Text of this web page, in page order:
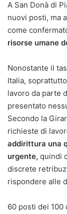
A San Donà di
nuovi posti, ma
come
risorse umane
Nonostante il
Italia,
lavoro da parte
presentato
Secondo la
richieste di
addirittura una
urgente, quindi
discrete
rispondere alle
60 posti dei